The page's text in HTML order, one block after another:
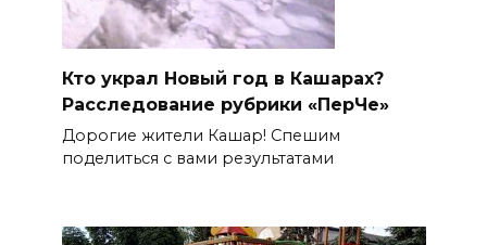
Кто украл Новый год в Кашарах?
Расследование рубрики «ПерЧе»
Дорогие жители Кашар! Спешим
поделиться с вами результатами